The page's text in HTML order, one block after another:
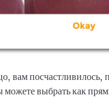
вам посчастливилось,
выбрать как